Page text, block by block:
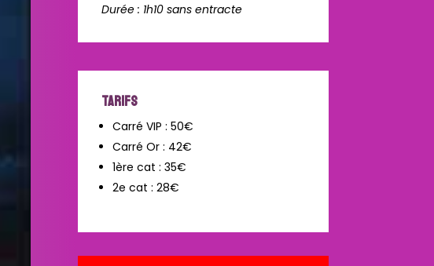
Durée : 1h10 sans entracte
TARIFS
Carré VIP : 50€
Carré Or : 42€
1ère cat : 35€
2e cat : 28€